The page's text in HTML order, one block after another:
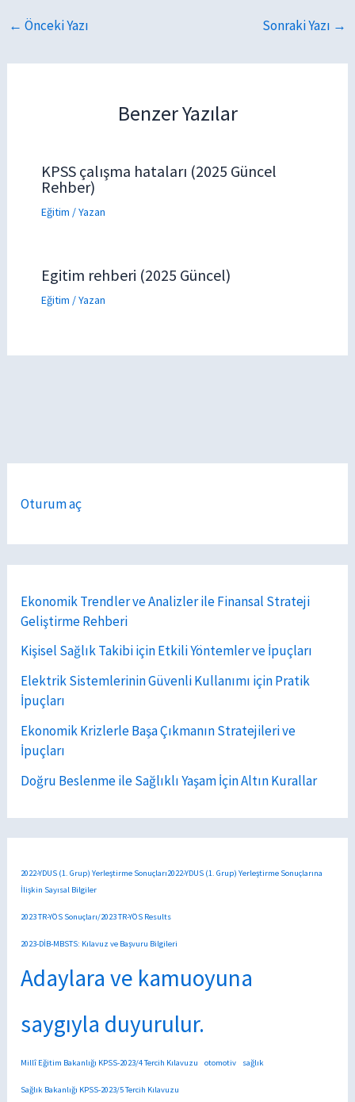
← Önceki Yazı Sonraki Yazı →
Benzer Yazılar
KPSS çalışma hataları (2025 Güncel
Rehber)
Eğitim / Yazan
Egitim rehberi (2025 Güncel)
Eğitim / Yazan
Oturum aç
Ekonomik Trendler ve Analizler ile Finansal Strateji
Geliştirme Rehberi
Kişisel Sağlık Takibi için Etkili Yöntemler ve İpuçları
Elektrik Sistemlerinin Güvenli Kullanımı için Pratik
İpuçları
Ekonomik Krizlerle Başa Çıkmanın Stratejileri ve
İpuçları
Doğru Beslenme ile Sağlıklı Yaşam İçin Altın Kurallar
2022-YDUS (1. Grup) Yerleştirme Sonuçları2022-YDUS (1. Grup) Yerleştirme Sonuçlarına
İlişkin Sayısal Bilgiler
2023 TR-YÖS Sonuçları/2023 TR-YÖS Results
2023-DİB-MBSTS: Kılavuz ve Başvuru Bilgileri
Adaylara ve kamuoyuna
saygıyla duyurulur.
Millî Eğitim Bakanlığı KPSS-2023/4 Tercih Kılavuzu otomotiv sağlık
Sağlık Bakanlığı KPSS-2023/5 Tercih Kılavuzu